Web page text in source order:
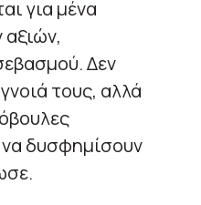
για μένα
Δεν
τους, αλλά
δυσφημίσουν